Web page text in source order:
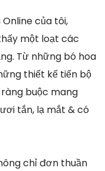
của tôi,
một loạt các
Từ những bó hoa
thiết kế tiến bộ
buộc mang
tắn, lạ mắt & có
chỉ đơn thuần